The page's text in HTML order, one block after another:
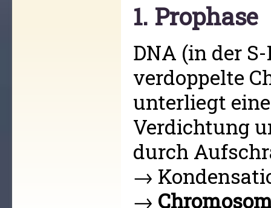
1. Prophase
DNA (in der
verdoppelte
unterliegt
Verdichtung
durch
→
→